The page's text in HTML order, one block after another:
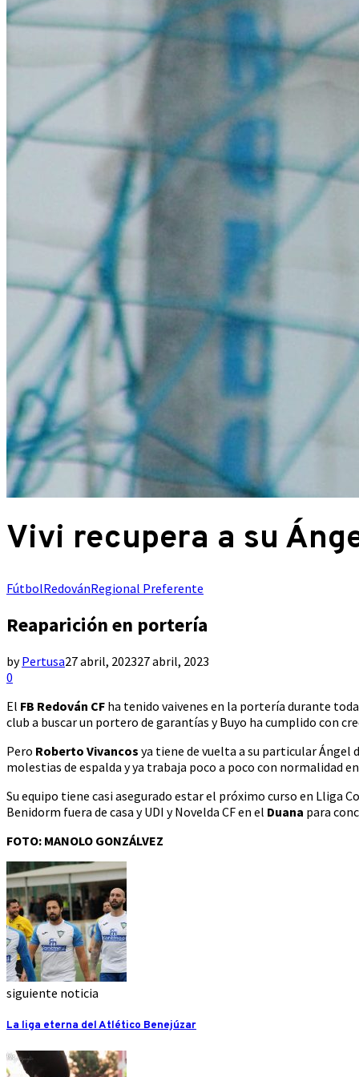
Vivi recupera a su
FútbolRedovánRegional Preferente
Reaparición en portería
byPertusa27 abril, 202327 abril, 2023
0
El FB Redován CF ha tenido vaivenes en la portería durante
club a buscar un portero de garantías y Buyo ha cumplido con
Pero Roberto Vivancos ya tiene de vuelta a su particular Ángel
molestias de espalda y ya trabaja poco a poco con normalidad
Su equipo tiene casi asegurado estar el próximo curso en Lliga
Benidorm fuera de casa y UDI y Novelda CF en el Duana para
FOTO: MANOLO GONZÁLVEZ
siguiente noticia
La liga eterna del Atlético Benejúzar